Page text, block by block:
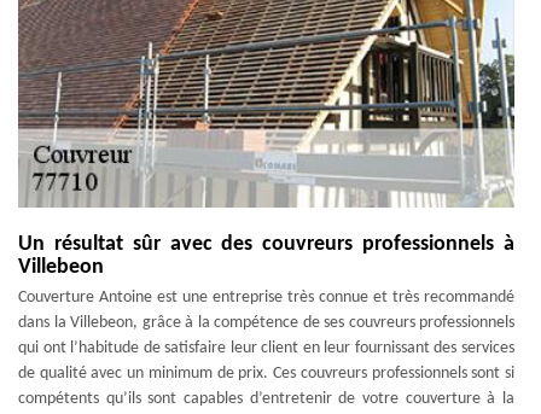
Un résultat sûr avec des couvreurs professionnels à
Villebeon
Couverture Antoine est une entreprise très connue et très recommandé
dans la Villebeon, grâce à la compétence de ses couvreurs professionnels
qui ont l’habitude de satisfaire leur client en leur fournissant des services
de qualité avec un minimum de prix. Ces couvreurs professionnels sont si
compétents qu’ils sont capables d’entretenir de votre couverture à la